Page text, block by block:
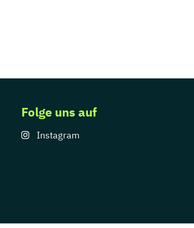
Folge uns auf
Instagram